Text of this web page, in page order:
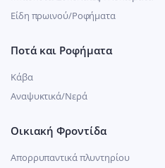
Είδη πρωινού/Ροφήματα
Ποτά και Ροφήματα
Κάβα
Αναψυκτικά/Νερά
Οικιακή Φροντίδα
Απορρυπαντικά πλυντηρίου